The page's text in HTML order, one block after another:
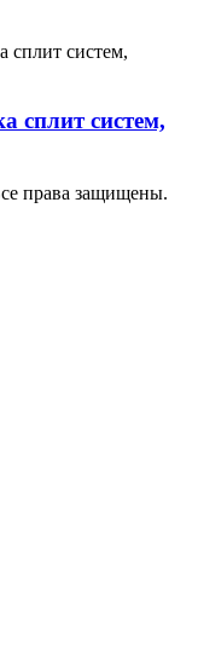
сплит систем,
права защищены.